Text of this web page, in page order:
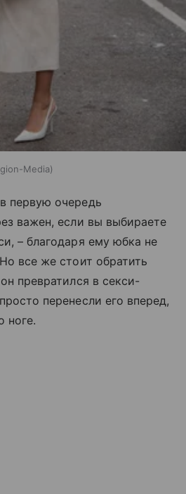
Media
первую очередь
важен, если вы выбираете
– благодаря ему юбка не
все же стоит обратить
превратился в секси-
перенесли его вперед,
ноге.